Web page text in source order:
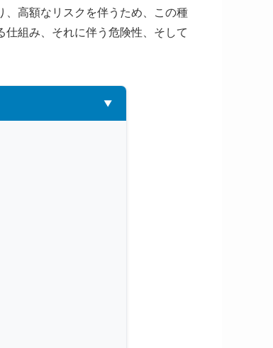
、高額なリスクを伴うため、この種
組み、それに伴う危険性、そして